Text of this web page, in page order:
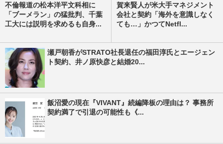
不倫報道の松本洋平文科相に
「ブーメラン」の猛批判、千葉
工大には説明を求めるも自身...
賀来賢人が米大手マネジメント
会社と契約「海外を意識しなく
ても…」かつてNetfl...
瀬戸朝香がSTRATO社長退任の福田淳氏とエージェン
ト契約、井ノ原快彦と結婚20...
飯沼愛の現在『VIVANT』続編降板の理由は？ 事務所
契約満了で引退の可能性も《...